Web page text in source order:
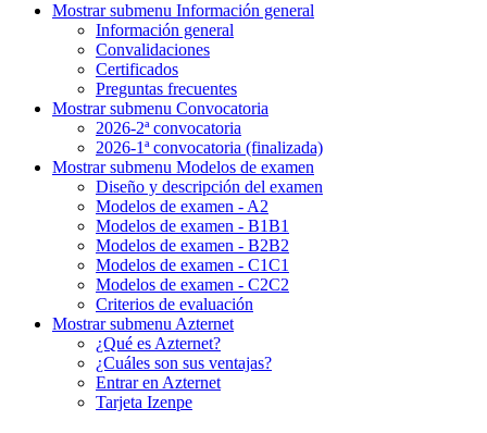
Mostrar submenu Información general
Información general
Convalidaciones
Certificados
Preguntas frecuentes
Mostrar submenu Convocatoria
2026-2ª convocatoria
2026-1ª convocatoria (finalizada)
Mostrar submenu Modelos de examen
Diseño y descripción del examen
Modelos de examen - A2
Modelos de examen - B1B1
Modelos de examen - B2B2
Modelos de examen - C1C1
Modelos de examen - C2C2
Criterios de evaluación
Mostrar submenu Azternet
¿Qué es Azternet?
¿Cuáles son sus ventajas?
Entrar en Azternet
Tarjeta Izenpe